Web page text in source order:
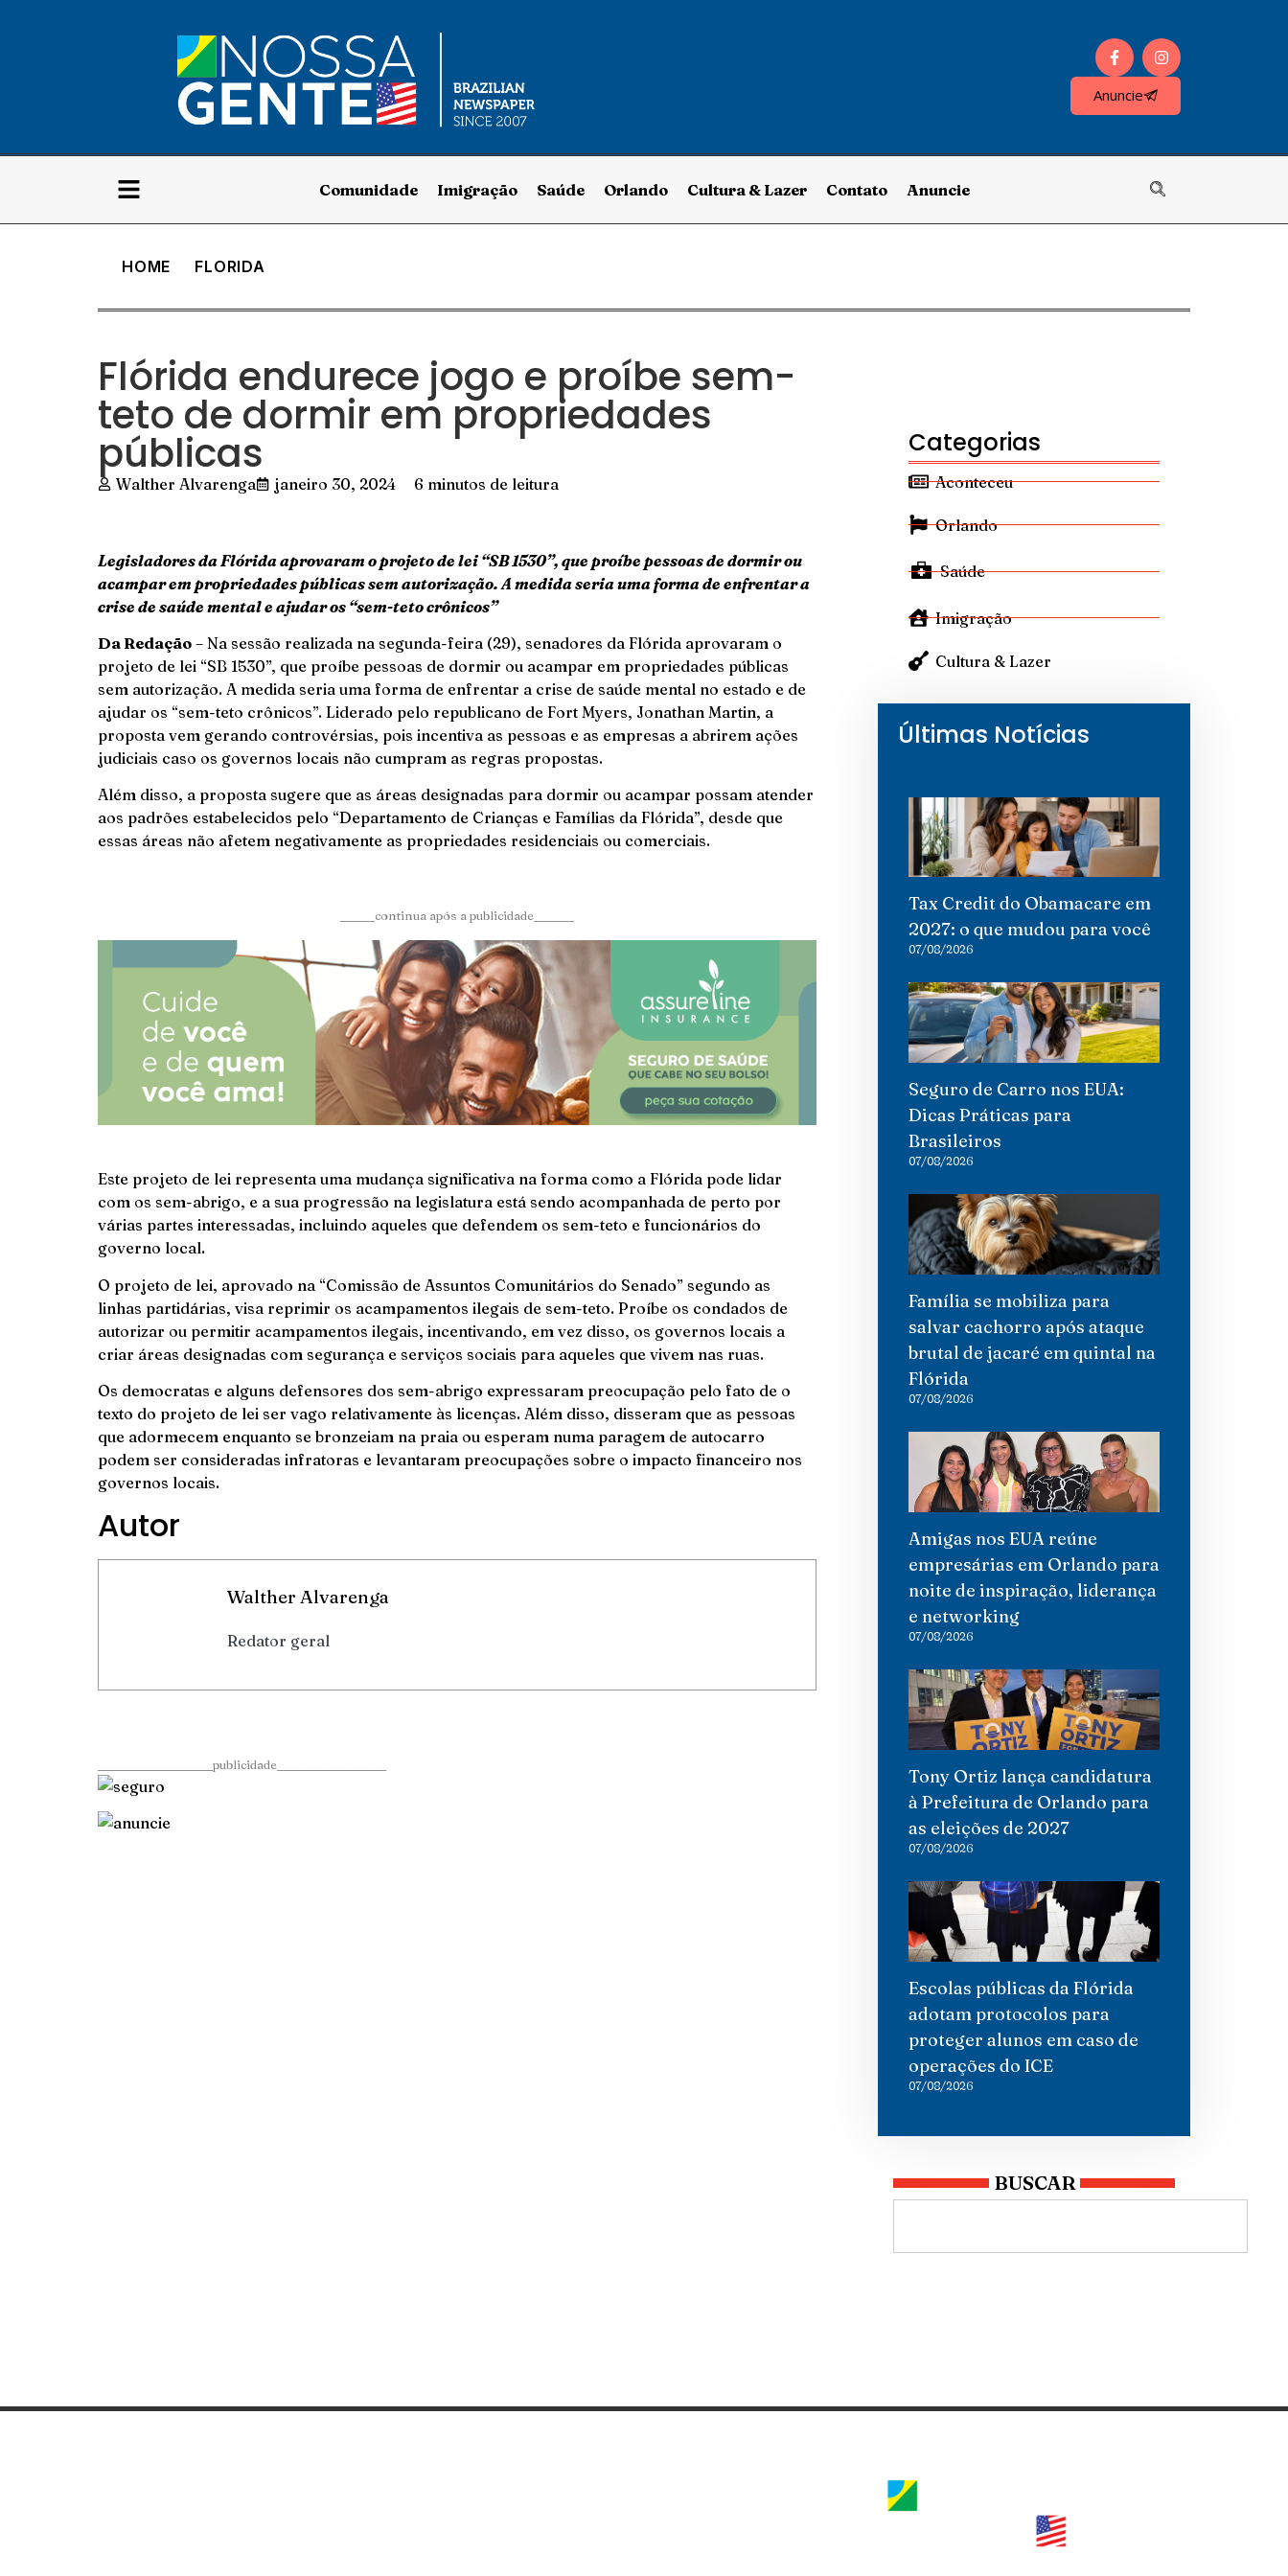
Anuncie
Comunidade Imigração Saúde Orlando Cultura & Lazer Contato Anuncie
HOME FLORIDA
Flórida endurece jogo e proíbe sem-
teto de dormir em propriedades
públicas
Walther Alvarenga janeiro 30, 2024 6 minutos de leitura
Legisladores da Flórida aprovaram o projeto de lei “SB 1530”, que proíbe pessoas de dormir ou
acampar em propriedades públicas sem autorização. A medida seria uma forma de enfrentar a
crise de saúde mental e ajudar os “sem-teto crônicos”
Da Redação – Na sessão realizada na segunda-feira (29), senadores da Flórida aprovaram o
projeto de lei “SB 1530”, que proíbe pessoas de dormir ou acampar em propriedades públicas
sem autorização. A medida seria uma forma de enfrentar a crise de saúde mental no estado e de
ajudar os “sem-teto crônicos”. Liderado pelo republicano de Fort Myers, Jonathan Martin, a
proposta vem gerando controvérsias, pois incentiva as pessoas e as empresas a abrirem ações
judiciais caso os governos locais não cumpram as regras propostas.
Além disso, a proposta sugere que as áreas designadas para dormir ou acampar possam atender
aos padrões estabelecidos pelo “Departamento de Crianças e Famílias da Flórida”, desde que
essas áreas não afetem negativamente as propriedades residenciais ou comerciais.
______continua após a publicidade_______
Este projeto de lei representa uma mudança significativa na forma como a Flórida pode lidar
com os sem-abrigo, e a sua progressão na legislatura está sendo acompanhada de perto por
várias partes interessadas, incluindo aqueles que defendem os sem-teto e funcionários do
governo local.
O projeto de lei, aprovado na “Comissão de Assuntos Comunitários do Senado” segundo as
linhas partidárias, visa reprimir os acampamentos ilegais de sem-teto. Proíbe os condados de
autorizar ou permitir acampamentos ilegais, incentivando, em vez disso, os governos locais a
criar áreas designadas com segurança e serviços sociais para aqueles que vivem nas ruas. ​
Os democratas e alguns defensores dos sem-abrigo expressaram preocupação pelo fato de o
texto do projeto de lei ser vago relativamente às licenças. Além disso, disseram que as pessoas
que adormecem enquanto se bronzeiam na praia ou esperam numa paragem de autocarro
podem ser consideradas infratoras e levantaram preocupações sobre o impacto financeiro nos
governos locais.
Autor
Walther Alvarenga
Redator geral
____________________publicidade___________________
Categorias
Aconteceu
Orlando
Saúde
Imigração
Cultura & Lazer
Últimas Notícias
Tax Credit do Obamacare em
2027: o que mudou para você
07/08/2026
Seguro de Carro nos EUA:
Dicas Práticas para
Brasileiros
07/08/2026
Família se mobiliza para
salvar cachorro após ataque
brutal de jacaré em quintal na
Flórida
07/08/2026
Amigas nos EUA reúne
empresárias em Orlando para
noite de inspiração, liderança
e networking
07/08/2026
Tony Ortiz lança candidatura
à Prefeitura de Orlando para
as eleições de 2027
07/08/2026
Escolas públicas da Flórida
adotam protocolos para
proteger alunos em caso de
operações do ICE
07/08/2026
BUSCAR